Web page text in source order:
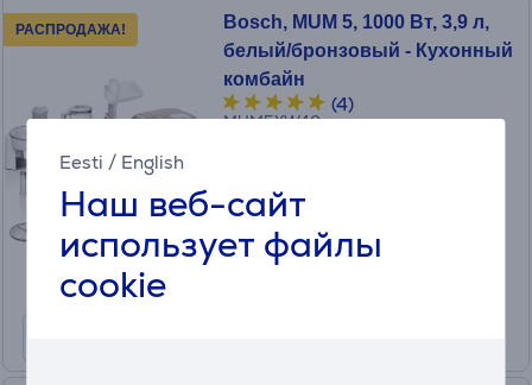
Eesti / English
Наш веб-сайт
использует файлы
cookie
РАСПРОДАЖА!
Bosch, MUM 5, 1000 Вт, 3,9 л,
белый/бронзовый - Кухонный
комбайн
(4)
MUM5XW40
Цена для друга:
449 .99 €
Обычная цена: 579.99 €